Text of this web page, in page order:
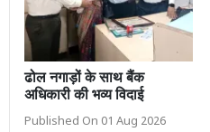
ढोल नगाड़ों के साथ बैंक
अधिकारी की भव्य विदाई
Published On 01 Aug 2026